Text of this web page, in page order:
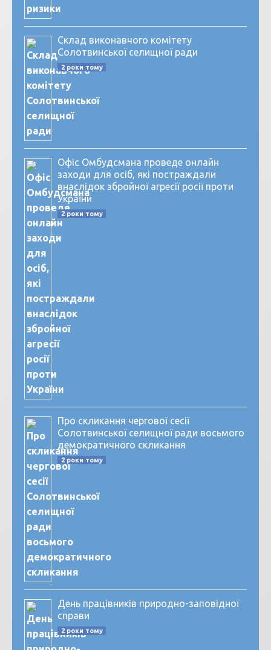
Склад виконавчого комітету
Солотвинської селищної ради
2 роки тому
Офіс Омбудсмана проведе онлайн
заходи для осіб, які постраждали
внаслідок збройної агресії росії проти
України
2 роки тому
Про скликання чергової сесії
Солотвинської селищної ради восьмого
демократичного скликання
2 роки тому
День працівників природно-заповідної
справи
2 роки тому